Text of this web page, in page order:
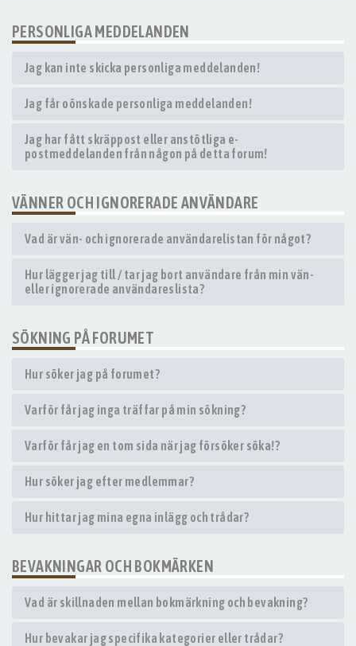
PERSONLIGA MEDDELANDEN
Jag kan inte skicka personliga meddelanden!
Jag får oönskade personliga meddelanden!
Jag har fått skräppost eller anstötliga e-
postmeddelanden från någon på detta forum!
VÄNNER OCH IGNORERADE ANVÄNDARE
Vad är vän- och ignorerade användarelistan för något?
Hur lägger jag till / tar jag bort användare från min vän-
eller ignorerade användareslista?
SÖKNING PÅ FORUMET
Hur söker jag på forumet?
Varför får jag inga träffar på min sökning?
Varför får jag en tom sida när jag försöker söka!?
Hur söker jag efter medlemmar?
Hur hittar jag mina egna inlägg och trådar?
BEVAKNINGAR OCH BOKMÄRKEN
Vad är skillnaden mellan bokmärkning och bevakning?
Hur bevakar jag specifika kategorier eller trådar?